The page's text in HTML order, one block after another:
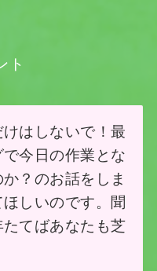
ト
はしないで！最
今日の作業とな
？のお話をしま
しいのです。聞
てばあなたも芝